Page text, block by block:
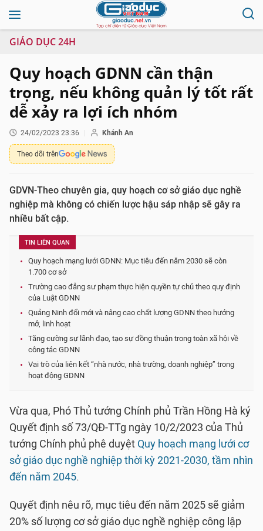
GIÁO DỤC 24H
Quy hoạch GDNN cần thận
trọng, nếu không quản lý tốt rất
dễ xảy ra lợi ích nhóm
24/02/2023 23:36 Khánh An
Theo dõi trên
GDVN-Theo chuyên gia, quy hoạch cơ sở giáo dục nghề
nghiệp mà không có chiến lược hậu sáp nhập sẽ gây ra
nhiều bất cập.
TIN LIÊN QUAN
Quy hoạch mạng lưới GDNN: Mục tiêu đến năm 2030 sẽ còn
1.700 cơ sở
Trường cao đẳng sư phạm thực hiện quyền tự chủ theo quy định
của Luật GDNN
Quảng Ninh đổi mới và nâng cao chất lượng GDNN theo hướng
mở, linh hoạt
Tăng cường sự lãnh đạo, tạo sự đồng thuận trong toàn xã hội về
công tác GDNN
Vai trò của liên kết “nhà nước, nhà trường, doanh nghiệp” trong
hoạt động GDNN
Vừa qua, Phó Thủ tướng Chính phủ Trần Hồng Hà ký
Quyết định số 73/QĐ-TTg ngày 10/2/2023 của Thủ
tướng Chính phủ phê duyệt Quy hoạch mạng lưới cơ
sở giáo dục nghề nghiệp thời kỳ 2021-2030, tầm nhìn
đến năm 2045.
Quyết định nêu rõ, mục tiêu đến năm 2025 sẽ giảm
20% số lượng cơ sở giáo dục nghề nghiệp công lập